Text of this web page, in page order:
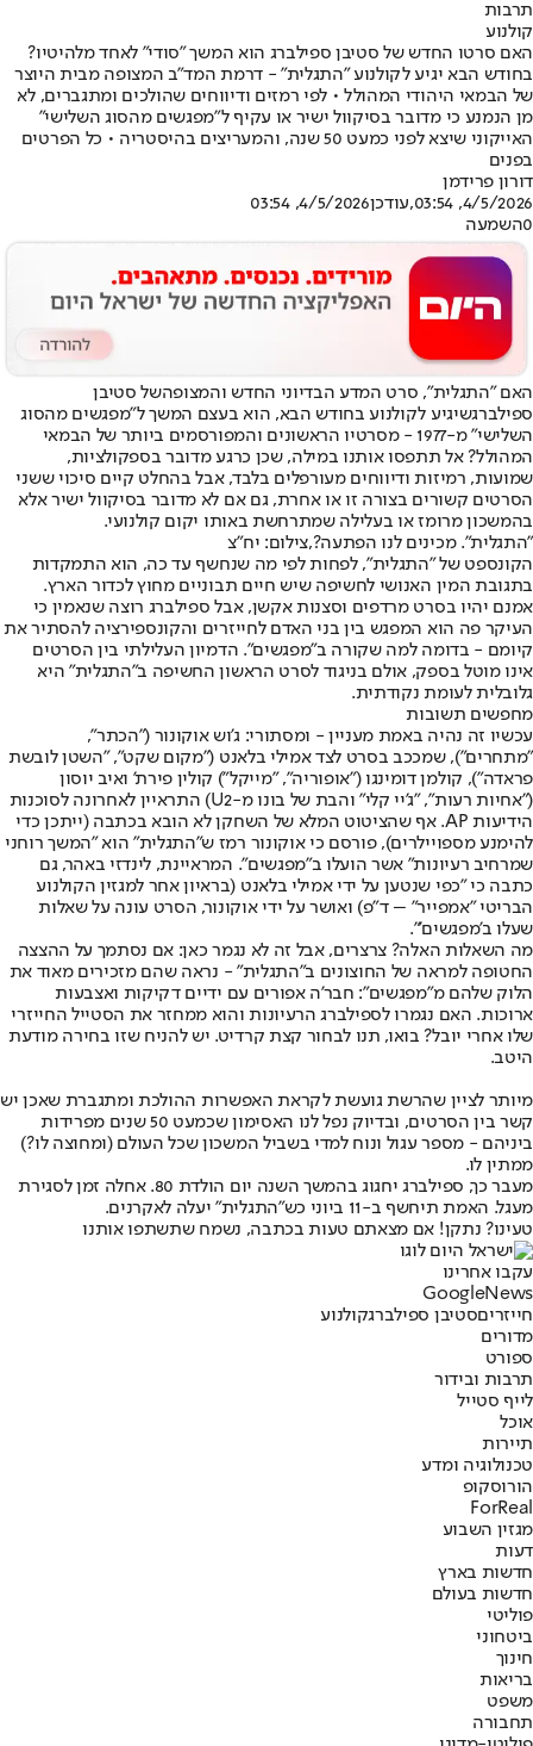
תרבות
קולנוע
האם סרטו החדש של סטיבן ספילברג הוא המשך "סודי" לאחד מלהיטיו?
בחודש הבא יגיע לקולנוע "התגלית" - דרמת המד"ב המצופה מבית היוצר
של הבמאי היהודי המהולל • לפי רמזים ודיווחים שהולכים ומתגברים, לא
מן הנמנע כי מדובר בסיקוול ישיר או עקיף ל"מפגשים מהסוג השלישי"
האייקוני שיצא לפני כמעט 50 שנה, והמעריצים בהיסטריה • כל הפרטים
בפנים
דורון פרידמן
4/5/2026, 03:54
,עודכן4/5/2026, 03:54
0השמעה
האם "התגלית", סרט המדע הבדיוני החדש והמצופהשל סטיבן
ספילברגשיגיע לקולנוע בחודש הבא, הוא בעצם המשך ל"מפגשים מהסוג
השלישי" מ-1977 - מסרטיו הראשונים והמפורסמים ביותר של הבמאי
המהולל? אל תתפסו אותנו במילה, שכן כרגע מדובר בספקולציות,
שמועות, רמיזות ודיווחים מעורפלים בלבד, אבל בהחלט קיים סיכוי ששני
הסרטים קשורים בצורה זו או אחרת, גם אם לא מדובר בסיקוול ישיר אלא
בהמשכון מרומז או בעלילה שמתרחשת באותו יקום קולנועי.
"התגלית". מכינים לנו הפתעה?,צילום: יח"צ
הקונספט של "התגלית", לפחות לפי מה שנחשף עד כה, הוא התמקדות
בתגובת המין האנושי לחשיפה שיש חיים תבוניים מחוץ לכדור הארץ.
אמנם יהיו בסרט מרדפים וסצנות אקשן, אבל ספילברג רוצה שנאמין כי
העיקר פה הוא המפגש בין בני האדם לחייזרים והקונספירציה להסתיר את
קיומם - בדומה למה שקורה ב"מפגשים". הדמיון העלילתי בין הסרטים
אינו מוטל בספק, אולם בניגוד לסרט הראשון החשיפה ב"התגלית" היא
גלובלית לעומת נקודתית.
מחפשים תשובות
עכשיו זה נהיה באמת מעניין - ומסתורי: ג'וש אוקונור ("הכתר",
"מתחרים"), שמככב בסרט לצד אמילי בלאנט ("מקום שקט", "השטן לובשת
פראדה"), קולמן דומינגו ("אופוריה", "מייקל") קולין פירת' ואיב יוסון
("אחיות רעות", "ג'יי קלי" והבת של בונו מ-U2) התראיין לאחרונה לסוכנות
הידיעות AP. אף שהציטוט המלא של השחקן לא הובא בכתבה (ייתכן כדי
להימנע מספויילרים), פורסם כי אוקונור רמז ש"התגלית" הוא "המשך רוחני
שמרחיב רעיונות" אשר הועלו ב"מפגשים". המראיינת, לינדזי באהר, גם
כתבה כי "כפי שנטען על ידי אמילי בלאנט (בראיון אחר למגזין הקולנוע
הבריטי "אמפייר" – ד"פ) ואושר על ידי אוקונור, הסרט עונה על שאלות
שעלו ב'מפגשים'".
מה השאלות האלה? צרצרים, אבל זה לא נגמר כאן: אם נסתמך על ההצצה
החטופה למראה של החוצונים ב"התגלית" - נראה שהם מזכירים מאוד את
הלוק שלהם מ"מפגשים": חבר'ה אפורים עם ידיים דקיקות ואצבעות
ארוכות. האם נגמרו לספילברג הרעיונות והוא ממחזר את הסטייל החייזרי
שלו אחרי יובל? בואו, תנו לבחור קצת קרדיט. יש להניח שזו בחירה מודעת
היטב.
מיותר לציין שהרשת גועשת לקראת האפשרות ההולכת ומתגברת שאכן יש
קשר בין הסרטים, ובדיוק נפל לנו האסימון שכמעט 50 שנים מפרידות
ביניהם - מספר עגול ונוח למדי בשביל המשכון שכל העולם (ומחוצה לו?)
ממתין לו.
מעבר כך, ספילברג יחגוג בהמשך השנה יום הולדת 80. אחלה זמן לסגירת
מעגל. האמת תיחשף ב-11 ביוני כש"התגלית" יעלה לאקרנים.
טעינו? נתקן! אם מצאתם טעות בכתבה, נשמח שתשתפו אותנו
עקבו אחרינו
Googl eNews
חייזריםסטיבן ספילברגקולנוע
מדורים
ספורט
תרבות ובידור
לייף סטייל
אוכל
תיירות
טכנולוגיה ומדע
הורוסקופ
ForReal
מגזין השבוע
דעות
חדשות בארץ
חדשות בעולם
פוליטי
ביטחוני
חינוך
בריאות
משפט
תחבורה